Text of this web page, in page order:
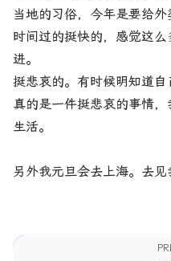
当地的习俗，今年是要给外
时间过的挺快的，感觉这
进。
挺悲哀的。有时候明知道自
真的是一件挺悲哀的事情
生活。
另外我元旦会去上海。去见